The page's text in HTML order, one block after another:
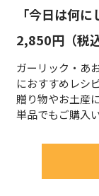
「今日は何
2,850円（税込
ガーリック・あ
におすすめレシ
贈り物やお土産
単品でもご購入